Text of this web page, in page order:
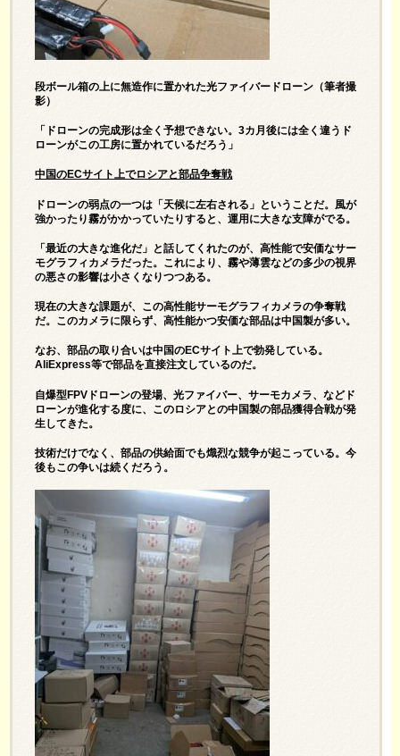
段ボール箱の上に無造作に置かれた光ファイバードローン（筆者撮
影）
「ドローンの完成形は全く予想できない。3カ月後には全く違うド
ローンがこの工房に置かれているだろう」
中国のECサイト上でロシアと部品争奪戦
ドローンの弱点の一つは「天候に左右される」ということだ。風が
強かったり霧がかかっていたりすると、運用に大きな支障がでる。
「最近の大きな進化だ」と話してくれたのが、高性能で安価なサー
モグラフィカメラだった。これにより、霧や薄雲などの多少の視界
の悪さの影響は小さくなりつつある。
現在の大きな課題が、この高性能サーモグラフィカメラの争奪戦
だ。このカメラに限らず、高性能かつ安価な部品は中国製が多い。
なお、部品の取り合いは中国のECサイト上で勃発している。
AliExpress等で部品を直接注文しているのだ。
自爆型FPVドローンの登場、光ファイバー、サーモカメラ、などド
ローンが進化する度に、このロシアとの中国製の部品獲得合戦が発
生してきた。
技術だけでなく、部品の供給面でも熾烈な競争が起こっている。今
後もこの争いは続くだろう。